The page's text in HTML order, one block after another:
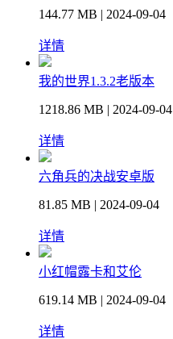
144.77 MB | 2024-09-04
详情
我的世界1.3.2老版本
1218.86 MB | 2024-09-04
详情
六角兵的决战安卓版
81.85 MB | 2024-09-04
详情
小红帽露卡和艾伦
619.14 MB | 2024-09-04
详情